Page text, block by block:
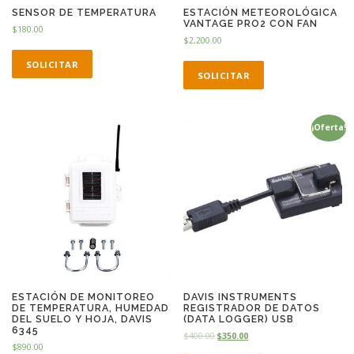
SENSOR DE TEMPERATURA
$180.00
SOLICITAR
ESTACIÓN METEOROLÓGICA
VANTAGE PRO2 CON FAN
$2,200.00
SOLICITAR
ESTACIÓN DE MONITOREO
DE TEMPERATURA, HUMEDAD
DEL SUELO Y HOJA, DAVIS
6345
$890.00
¡Oferta!
DAVIS INSTRUMENTS
REGISTRADOR DE DATOS
(DATA LOGGER) USB
$400.00 $350.00